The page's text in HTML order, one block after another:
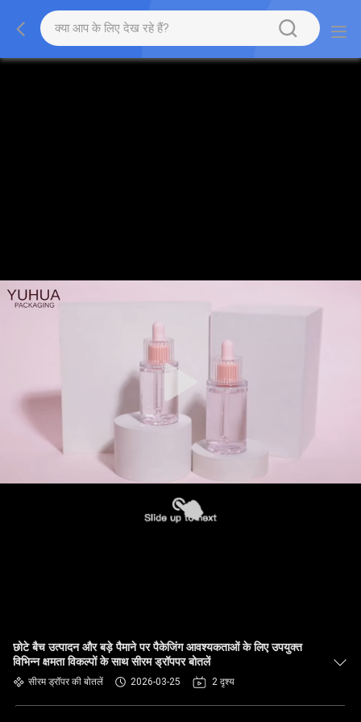
छोटे बैच उत्पादन और बड़े पैमाने पर पैकेजिंग आवश्यकताओं के लिए उपयुक्त
विभिन्न क्षमता विकल्पों के साथ सीरम ड्रॉपपर बोतलें
सीरम ड्रॉपर की बोतलें 2026-03-25 2 दृश्य